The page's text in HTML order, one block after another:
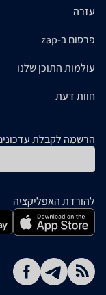
עזרה
פרסום ב-zap
עולמות התוכן שלנו
חוות דעת
הרשמה לקבלת
להורדת האפליקציה